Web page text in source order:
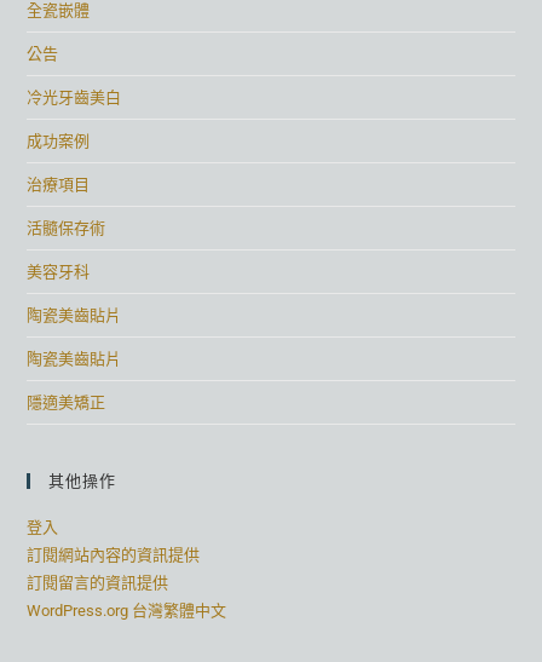
全瓷嵌體
公告
冷光牙齒美白
成功案例
治療項目
活髓保存術
美容牙科
陶瓷美齒貼片
陶瓷美齒貼片
隱適美矯正
其他操作
登入
訂閱網站內容的資訊提供
訂閱留言的資訊提供
WordPress.org 台灣繁體中文